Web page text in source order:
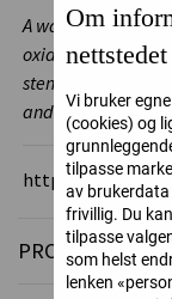
A water-reactive
oxidized effect
stencils and direct
and Foam.
https://
PRODUSENT
Om
nettstedet
Vi bruker
(cookies) og
tilpasse
av
frivillig. Du
tilpasse
som helst
lenken